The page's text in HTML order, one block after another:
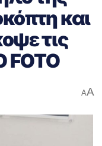
και
τις
FOTO
AA